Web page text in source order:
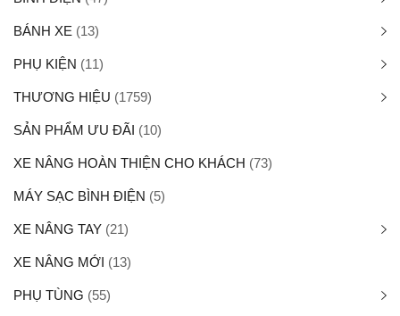
BÁNH XE (13)
PHỤ KIỆN (11)
THƯƠNG HIỆU (1759)
SẢN PHẨM ƯU ĐÃI (10)
XE NÂNG HOÀN THIỆN CHO KHÁCH (73)
MÁY SẠC BÌNH ĐIỆN (5)
XE NÂNG TAY (21)
XE NÂNG MỚI (13)
PHỤ TÙNG (55)